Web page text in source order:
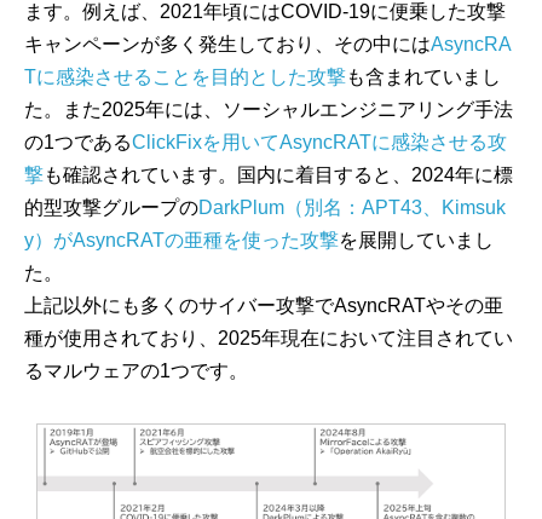
ます。例えば、2021年頃にはCOVID-19に便乗した攻撃
キャンペーンが多く発生しており、その中にはAsyncRA
Tに感染させることを目的とした攻撃も含まれていまし
た。また2025年には、ソーシャルエンジニアリング手法
の1つであるClickFixを用いてAsyncRATに感染させる攻
撃も確認されています。国内に着目すると、2024年に標
的型攻撃グループのDarkPlum（別名：APT43、Kimsuk
y）がAsyncRATの亜種を使った攻撃を展開していまし
た。
上記以外にも多くのサイバー攻撃でAsyncRATやその亜
種が使用されており、2025年現在において注目されてい
るマルウェアの1つです。